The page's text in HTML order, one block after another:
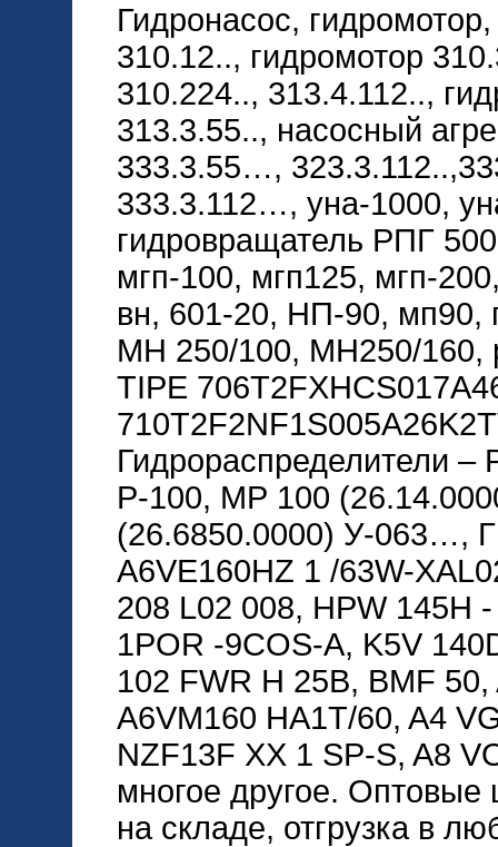
Гидронасос,
310.12.., гидромотор
310.224.., 313.4.112..,
313.3.55.., насосный
333.3.55…,
333.3.112…, уна-1000,
гидровращатель РПГ
мгп-100, мгп125, мгп-
вн, 601-20, НП-90, мп90,
МН 250/100, МН250/160,
TIPE
Гидрораспределители –
Р-100, МР 100
(26.6850.0000) У-063…,
A6VE160HZ 1 /63W-
208 L02 008, HPW 145H
1POR -9COS-A, K5V
102 FWR H 25B, BMF
A6VM160 HA1T/60, A4
NZF13F XX 1 SP-S, A8
многое другое. Оптовые
на складе, отгрузка в